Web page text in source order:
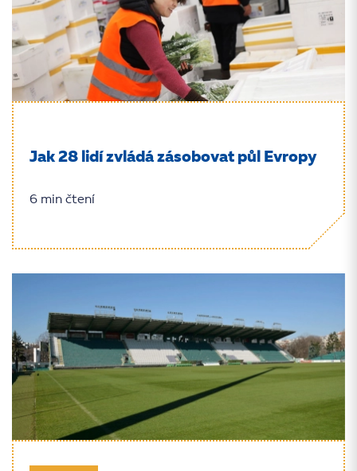
Jak 28 lidí zvládá zásobovat půl Evropy
6 min čtení